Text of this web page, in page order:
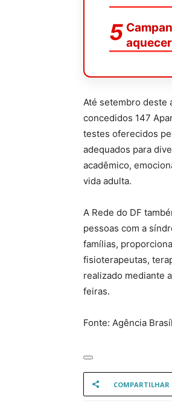
Até setembro deste
concedidos 147
testes oferecidos
adequados para
acadêmico,
vida adulta.
A Rede do DF
pessoas com a
famílias,
fisioterapeutas,
realizado mediante
feiras.
Fonte: Agência
COMPARTILHAR